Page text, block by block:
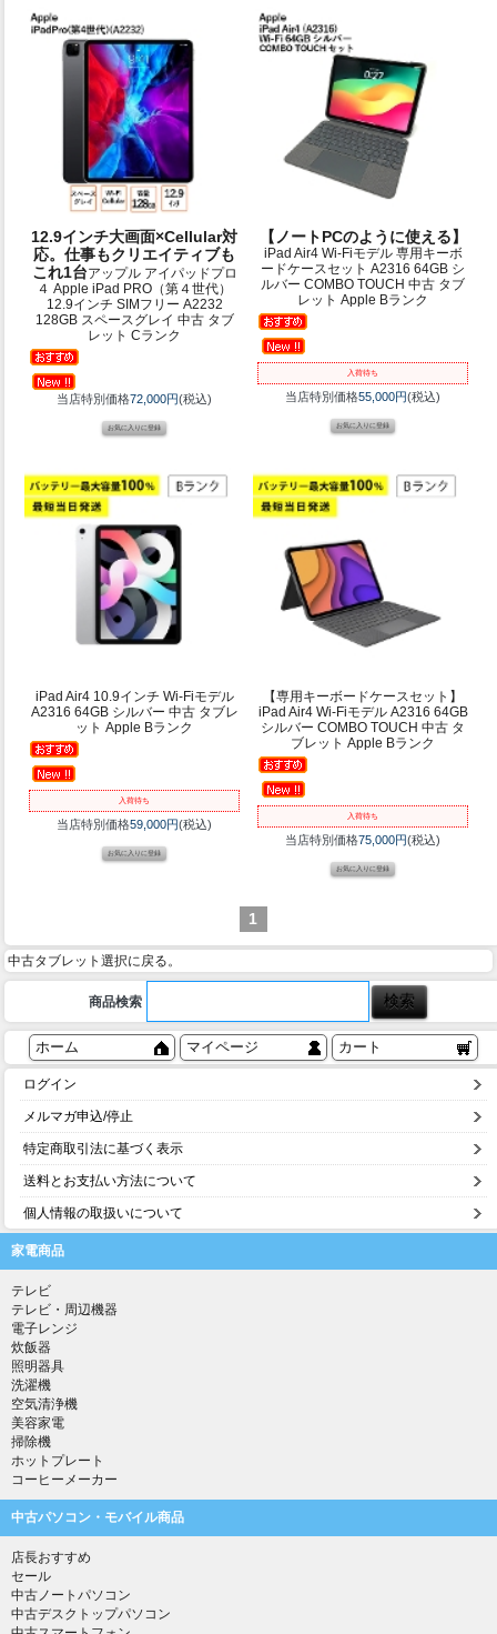
12.9インチ大画面×Cellular対
応。仕事もクリエイティブも
これ1台アップル アイパッドプロ
４ Apple iPad PRO（第４世代）
12.9インチ SIMフリー A2232
128GB スペースグレイ 中古 タブ
レット Cランク
当店特別価格72,000円(税込)
【ノートPCのように使える】
iPad Air4 Wi-Fiモデル 専用キーボ
ードケースセット A2316 64GB シ
ルバー COMBO TOUCH 中古 タブ
レット Apple Bランク
入荷待ち
当店特別価格55,000円(税込)
iPad Air4 10.9インチ Wi-Fiモデル
A2316 64GB シルバー 中古 タブレ
ット Apple Bランク
入荷待ち
当店特別価格59,000円(税込)
【専用キーボードケースセット】
iPad Air4 Wi-Fiモデル A2316 64GB
シルバー COMBO TOUCH 中古 タ
ブレット Apple Bランク
入荷待ち
当店特別価格75,000円(税込)
1
中古タブレット選択に戻る。
商品検索
ホーム マイページ カート
ログイン
メルマガ申込/停止
特定商取引法に基づく表示
送料とお支払い方法について
個人情報の取扱いについて
家電商品
テレビ
テレビ・周辺機器
電子レンジ
炊飯器
照明器具
洗濯機
空気清浄機
美容家電
掃除機
ホットプレート
コーヒーメーカー
中古パソコン・モバイル商品
店長おすすめ
セール
中古ノートパソコン
中古デスクトップパソコン